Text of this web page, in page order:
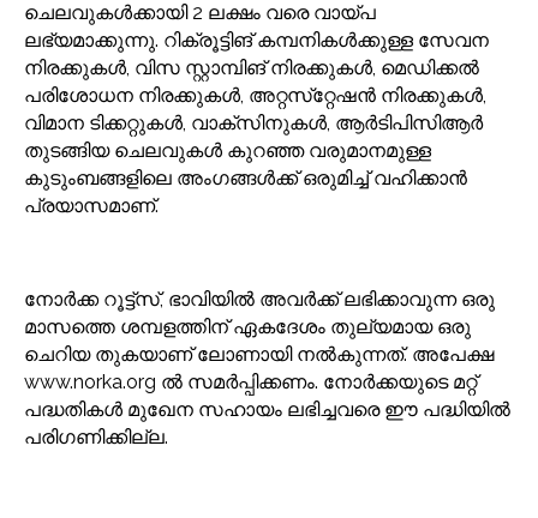
ചെലവുകൾക്കായി 2 ലക്ഷം വരെ വായ്പ
ലഭ്യമാക്കുന്നു. റിക്രൂട്ടിങ് കമ്പനികൾക്കുള്ള സേവന
നിരക്കുകൾ, വിസ സ്റ്റാമ്പിങ് നിരക്കുകൾ, മെഡിക്കൽ
പരിശോധന നിരക്കുകൾ, അറ്റസ്‌റ്റേഷൻ നിരക്കുകൾ,
വിമാന ടിക്കറ്റുകൾ, വാക്‌സിനുകൾ, ആർടിപിസിആർ
തുടങ്ങിയ ചെലവുകൾ കുറഞ്ഞ വരുമാനമുള്ള
കുടുംബങ്ങളിലെ അംഗങ്ങൾക്ക് ഒരുമിച്ച് വഹിക്കാൻ
പ്രയാസമാണ്.
നോർക്ക റൂട്ട്‌സ്, ഭാവിയിൽ അവർക്ക് ലഭിക്കാവുന്ന ഒരു
മാസത്തെ ശമ്പളത്തിന് ഏകദേശം തുല്യമായ ഒരു
ചെറിയ തുകയാണ് ലോണായി നൽകുന്നത്. അപേക്ഷ
www.norka.org ൽ സമർപ്പിക്കണം. നോർക്കയുടെ മറ്റ്
പദ്ധതികൾ മുഖേന സഹായം ലഭിച്ചവരെ ഈ പദ്ധിയിൽ
പരിഗണിക്കില്ല.